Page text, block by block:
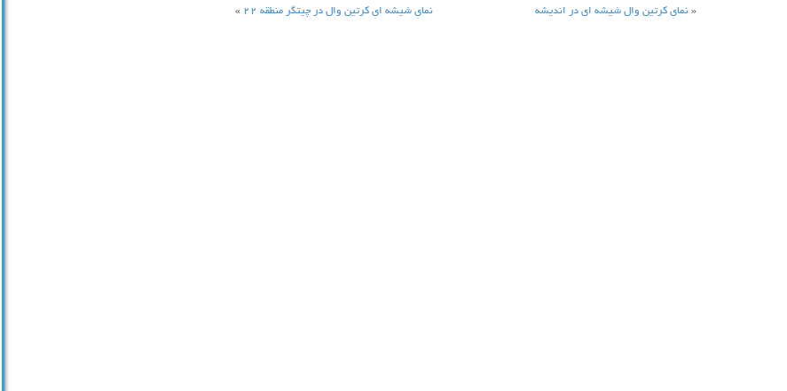
« نمای کرتین وال شیشه ای در اندیشه نمای شيشه ای كرتين وال در چيتگر منطقه ٢٢ »